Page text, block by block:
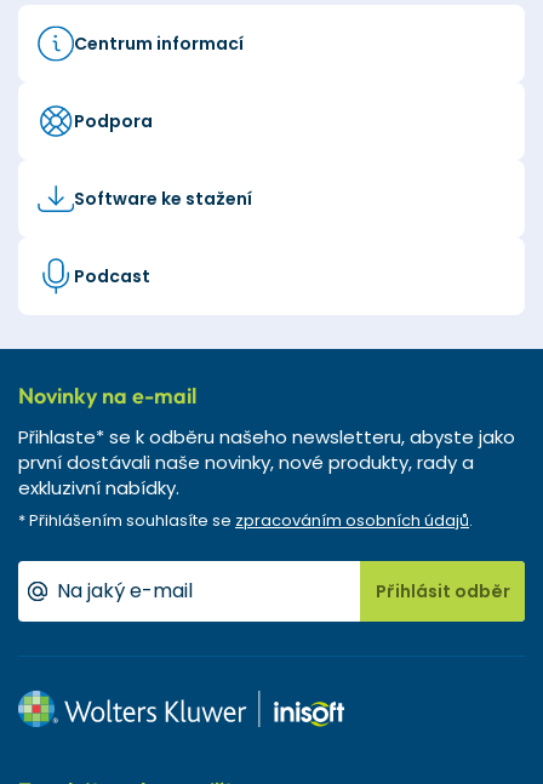
Centrum informací
Podpora
Software ke stažení
Podcast
Novinky na e-mail
Přihlaste* se k odběru našeho newsletteru, abyste jako
první dostávali naše novinky, nové produkty, rady a
exkluzivní nabídky.
* Přihlášením souhlasíte se zpracováním osobních údajů.
Přihlásit odběr